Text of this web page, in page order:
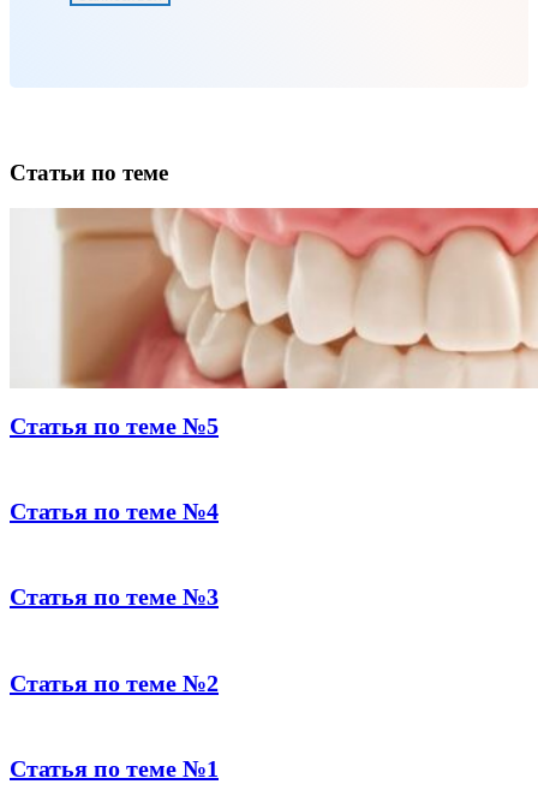
Статьи по теме
Статья по теме №5
Статья по теме №4
Статья по теме №3
Статья по теме №2
Статья по теме №1